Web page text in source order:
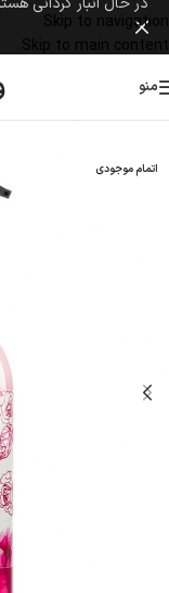
Skip to navigation
Skip to main content
منو
اتمام موجودی